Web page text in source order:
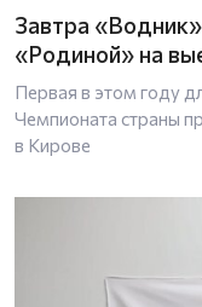
Завтра
«Родиной» на
Первая в этом году
Чемпионата страны
в Кирове